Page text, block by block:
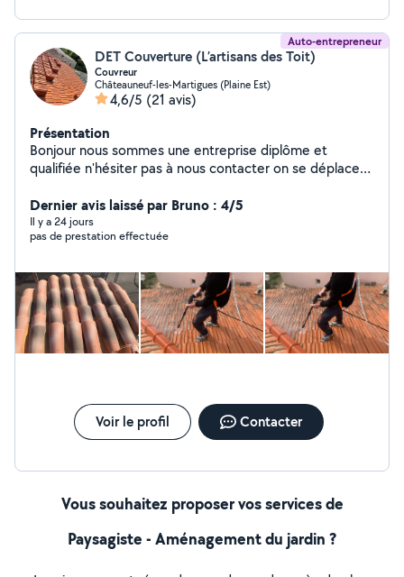
Auto-entrepreneur
DET Couverture (L’artisans des Toit)
Couvreur
Châteauneuf-les-Martigues (Plaine Est)
4,6/5 (21 avis)
Présentation
Bonjour nous sommes une entreprise diplôme et
qualifiée n'hésiter pas à nous contacter on se déplace
Devis GRATUIT Entreprise père & fils
Dernier avis laissé par Bruno : 4/5
Il y a 24 jours
pas de prestation effectuée
Voir le profil Contacter
Vous souhaitez proposer vos services de
Paysagiste - Aménagement du jardin ?